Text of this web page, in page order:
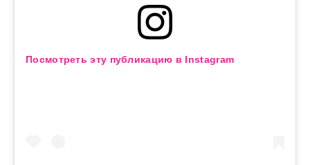
Посмотреть эту публикацию в Instagram